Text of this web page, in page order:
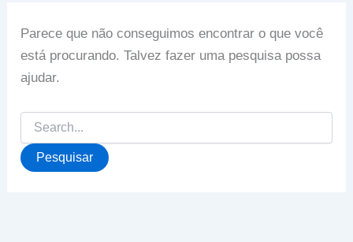
Parece que não conseguimos encontrar o que você
está procurando. Talvez fazer uma pesquisa possa
ajudar.
Pesquisar
por: